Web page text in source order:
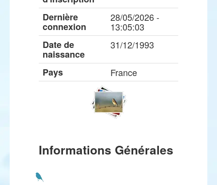
Dernière
connexion
28/05/2026 -
13:05:03
Date de
naissance
31/12/1993
Pays France
Informations Générales